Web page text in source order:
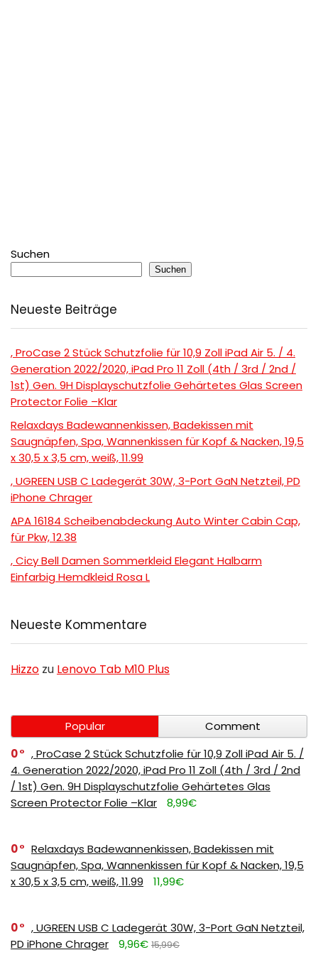
Suchen
Suchen
Neueste Beiträge
, ProCase 2 Stück Schutzfolie für 10,9 Zoll iPad Air 5. / 4.
Generation 2022/2020, iPad Pro 11 Zoll (4th / 3rd / 2nd /
1st) Gen. 9H Displayschutzfolie Gehärtetes Glas Screen
Protector Folie –Klar
Relaxdays Badewannenkissen, Badekissen mit
Saugnäpfen, Spa, Wannenkissen für Kopf & Nacken, 19,5
x 30,5 x 3,5 cm, weiß, 11.99
, UGREEN USB C Ladegerät 30W, 3-Port GaN Netzteil, PD
iPhone Chrager
APA 16184 Scheibenabdeckung Auto Winter Cabin Cap,
für Pkw, 12.38
, Cicy Bell Damen Sommerkleid Elegant Halbarm
Einfarbig Hemdkleid Rosa L
Neueste Kommentare
Hizzo zu Lenovo Tab M10 Plus
Popular
Comment
0
, ProCase 2 Stück Schutzfolie für 10,9 Zoll iPad Air 5. /
4. Generation 2022/2020, iPad Pro 11 Zoll (4th / 3rd / 2nd
/ 1st) Gen. 9H Displayschutzfolie Gehärtetes Glas
Screen Protector Folie –Klar
8,99€
0
Relaxdays Badewannenkissen, Badekissen mit
Saugnäpfen, Spa, Wannenkissen für Kopf & Nacken, 19,5
x 30,5 x 3,5 cm, weiß, 11.99
11,99€
0
, UGREEN USB C Ladegerät 30W, 3-Port GaN Netzteil,
PD iPhone Chrager
9,96€ 15,99€